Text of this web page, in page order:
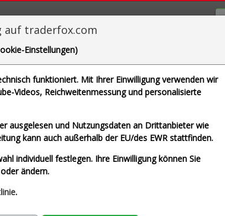
Aktie
Alle Aktien entfernen
Allianz SE (Echtzeit Euro)
(Echtzeit Euro)
auf traderfox.com
Einstellungen)
funktioniert. Mit Ihrer Einwilligung verwenden wir
Videos, Reichweitenmessung und personalisierte
ausgelesen und Nutzungsdaten an Drittanbieter wie
kann auch außerhalb der EU/des EWR stattfinden.
individuell festlegen. Ihre Einwilligung können Sie
ändern.
.